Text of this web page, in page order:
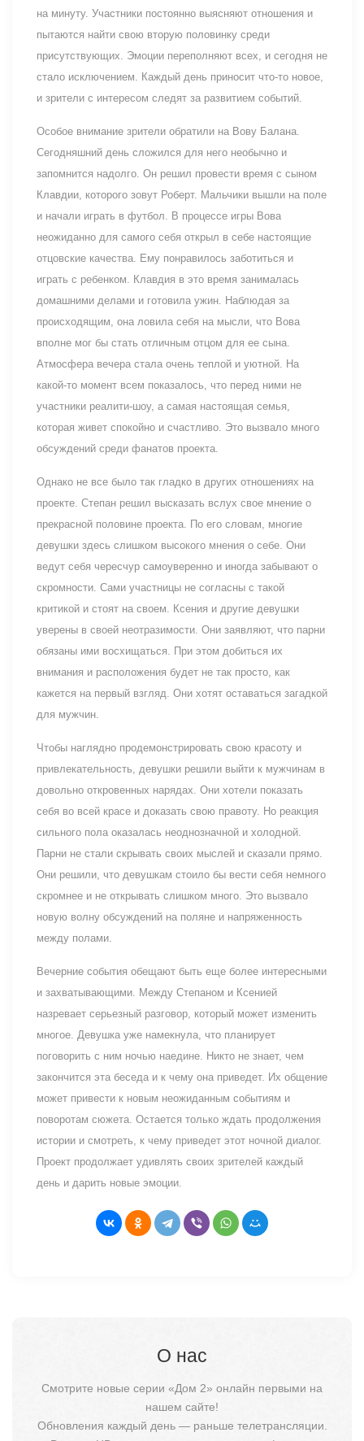
на минуту. Участники постоянно выясняют отношения и
пытаются найти свою вторую половинку среди
присутствующих. Эмоции переполняют всех, и сегодня не
стало исключением. Каждый день приносит что-то новое,
и зрители с интересом следят за развитием событий.
Особое внимание зрители обратили на Вову Балана.
Сегодняшний день сложился для него необычно и
запомнится надолго. Он решил провести время с сыном
Клавдии, которого зовут Роберт. Мальчики вышли на поле
и начали играть в футбол. В процессе игры Вова
неожиданно для самого себя открыл в себе настоящие
отцовские качества. Ему понравилось заботиться и
играть с ребенком. Клавдия в это время занималась
домашними делами и готовила ужин. Наблюдая за
происходящим, она ловила себя на мысли, что Вова
вполне мог бы стать отличным отцом для ее сына.
Атмосфера вечера стала очень теплой и уютной. На
какой-то момент всем показалось, что перед ними не
участники реалити-шоу, а самая настоящая семья,
которая живет спокойно и счастливо. Это вызвало много
обсуждений среди фанатов проекта.
Однако не все было так гладко в других отношениях на
проекте. Степан решил высказать вслух свое мнение о
прекрасной половине проекта. По его словам, многие
девушки здесь слишком высокого мнения о себе. Они
ведут себя чересчур самоуверенно и иногда забывают о
скромности. Сами участницы не согласны с такой
критикой и стоят на своем. Ксения и другие девушки
уверены в своей неотразимости. Они заявляют, что парни
обязаны ими восхищаться. При этом добиться их
внимания и расположения будет не так просто, как
кажется на первый взгляд. Они хотят оставаться загадкой
для мужчин.
Чтобы наглядно продемонстрировать свою красоту и
привлекательность, девушки решили выйти к мужчинам в
довольно откровенных нарядах. Они хотели показать
себя во всей красе и доказать свою правоту. Но реакция
сильного пола оказалась неоднозначной и холодной.
Парни не стали скрывать своих мыслей и сказали прямо.
Они решили, что девушкам стоило бы вести себя немного
скромнее и не открывать слишком много. Это вызвало
новую волну обсуждений на поляне и напряженность
между полами.
Вечерние события обещают быть еще более интересными
и захватывающими. Между Степаном и Ксенией
назревает серьезный разговор, который может изменить
многое. Девушка уже намекнула, что планирует
поговорить с ним ночью наедине. Никто не знает, чем
закончится эта беседа и к чему она приведет. Их общение
может привести к новым неожиданным событиям и
поворотам сюжета. Остается только ждать продолжения
истории и смотреть, к чему приведет этот ночной диалог.
Проект продолжает удивлять своих зрителей каждый
день и дарить новые эмоции.
О нас
Смотрите новые серии «Дом 2» онлайн первыми на
нашем сайте!
Обновления каждый день — раньше телетрансляции.